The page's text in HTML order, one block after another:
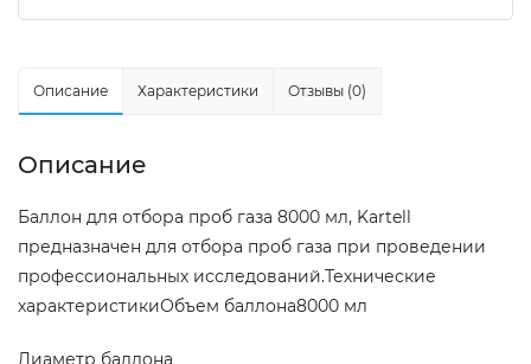
Описание Характеристики Отзывы (0)
Описание
Баллон для отбора проб газа 8000 мл, Kartell
предназначен для отбора проб газа при проведении
профессиональных исследований.Технические
характеристикиОбъем баллона8000 мл
Диаметр баллона